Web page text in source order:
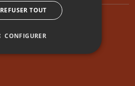
REFUSER TOUT
CONFIGURER